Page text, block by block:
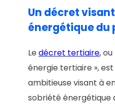
Un décret
énergétique
Ledécret tertiaire,
énergie tertiaire »,
ambitieuse visant à
sobriété énergétique